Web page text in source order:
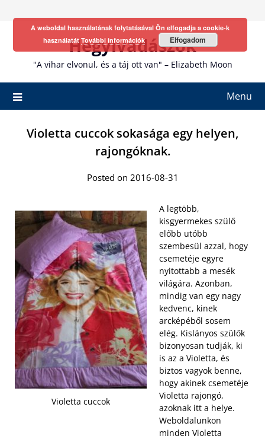
Hegyivadászok
"A vihar elvonul, és a táj ott van" – Elizabeth Moon
Menu
Violetta cuccok sokasága egy helyen,
rajongóknak.
Posted on 2016-08-31
Violetta cuccok
A legtöbb,
kisgyermekes szülő
előbb utóbb
szembesül azzal, hogy
csemetéje egyre
nyitottabb a mesék
világára. Azonban,
mindig van egy nagy
kedvenc, kinek
arcképéből sosem
elég. Kislányos szülők
bizonyosan tudják, ki
is az a Violetta, és
biztos vagyok benne,
hogy akinek csemetéje
Violetta rajongó,
azoknak itt a helye.
Weboldalunkon
minden Violetta
A weboldal használatának folytatásával Ön elfogadja a cookie-k
használatátTovábbi információk Elfogadom